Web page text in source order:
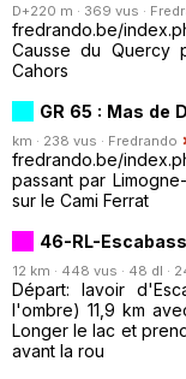
D+220 m · 369 vus ·
fredrando.be/
Causse du Quercy
Cahors
GR 65 : Mas de
km · 238 vus · Fredrando
fredrando.be/
passant par
sur le Cami Ferrat
46-RL-
12 km · 448 vus · 48 dl ·
Départ: lavoir
l'ombre) 11,9 km
Longer le lac et
avant la rou